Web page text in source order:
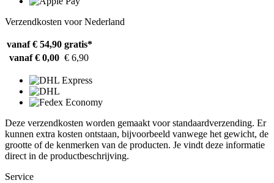
Verzendkosten voor Nederland
vanaf € 54,90 gratis*
vanaf € 0,00 € 6,90
Deze verzendkosten worden gemaakt voor standaardverzending. Er
kunnen extra kosten ontstaan, bijvoorbeeld vanwege het gewicht, de
grootte of de kenmerken van de producten. Je vindt deze informatie
direct in de productbeschrijving.
Service